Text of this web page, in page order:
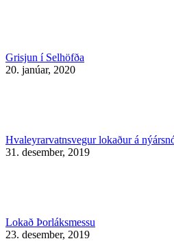
Grisjun í Selhöfða
20. janúar, 2020
Hvaleyrarvatnsvegur lokaður á
31. desember, 2019
Lokað Þorláksmessu
23. desember, 2019